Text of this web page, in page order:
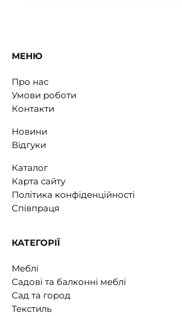
МЕНЮ
Про нас
Умови роботи
Контакти
Новини
Відгуки
Каталог
Карта сайту
Політика конфіденційності
Співпраця
КАТЕГОРІЇ
Меблі
Садові та балконні меблі
Сад та город
Текстиль